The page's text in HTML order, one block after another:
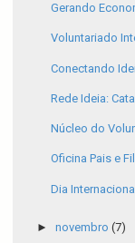
Gerando
Voluntariado
Conectando
Rede Ideia:
Núcleo do
Oficina Pais e
Dia
► novembro (7)